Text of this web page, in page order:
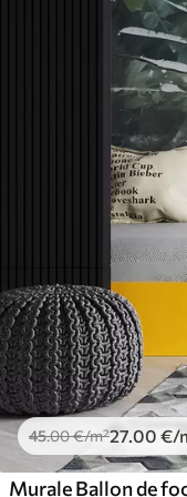
45.00€/m²27.00 €/